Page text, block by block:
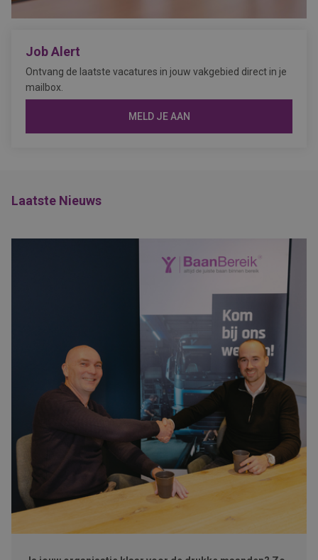
Job Alert
Ontvang de laatste vacatures in jouw vakgebied direct in je
mailbox.
MELD JE AAN
Laatste Nieuws